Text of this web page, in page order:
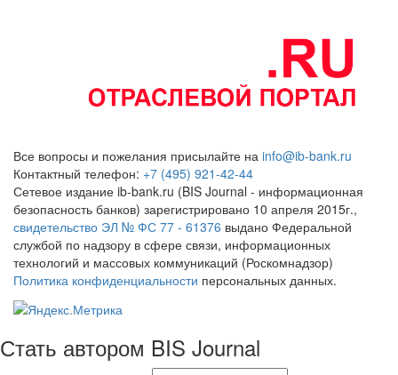
Все вопросы и пожелания присылайте на info@ib-bank.ru
Контактный телефон: +7 (495) 921-42-44
Сетевое издание ib-bank.ru (BIS Journal - информационная
безопасность банков) зарегистрировано 10 апреля 2015г.,
свидетельство ЭЛ № ФС 77 - 61376 выдано Федеральной
службой по надзору в сфере связи, информационных
технологий и массовых коммуникаций (Роскомнадзор)
Политика конфиденциальности персональных данных.
Стать автором BIS Journal